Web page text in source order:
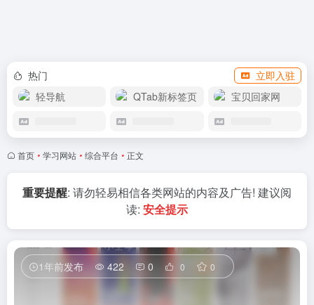
热门
立即入驻
轻导航
QTab新标签页 宝贝回家网
首页 • 学习网站 • 综合平台 • 正文
重要提醒: 请勿轻易相信各类网站的内容及广告! 建议阅
读: 安全提示
1年前发布 422 0 0 0